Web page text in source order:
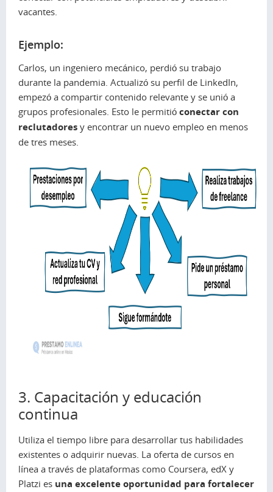
vacantes.
Ejemplo:
Carlos, un ingeniero mecánico, perdió su trabajo
durante la pandemia. Actualizó su perfil de LinkedIn,
empezó a compartir contenido relevante y se unió a
grupos profesionales. Esto le permitió conectar con
reclutadores y encontrar un nuevo empleo en menos
de tres meses.
3. Capacitación y educación
continua
Utiliza el tiempo libre para desarrollar tus habilidades
existentes o adquirir nuevas. La oferta de cursos en
línea a través de plataformas como Coursera, edX y
Platzi es una excelente oportunidad para fortalecer